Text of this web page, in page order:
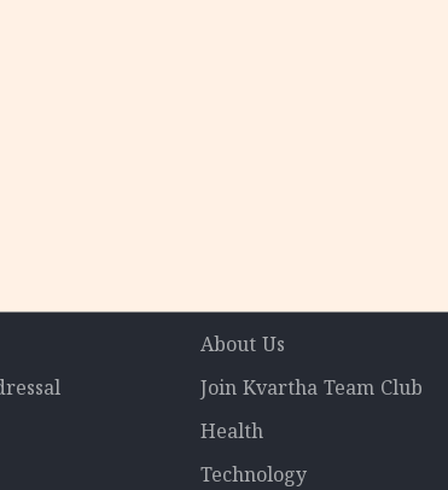
About Us
Join Kvartha Team Club
Health
Technology